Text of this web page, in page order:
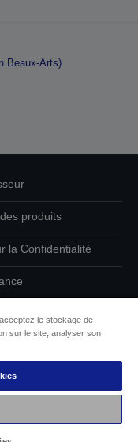
Beaux-Arts)
produits
la Confidentialité
Epson
le stockage de
sur le site, analyser son